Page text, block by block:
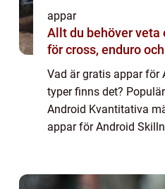
appar
Allt du behöver
för cross, enduro
Vad är gratis appar för
typer finns det?
Android Kvantitativa
appar för Android